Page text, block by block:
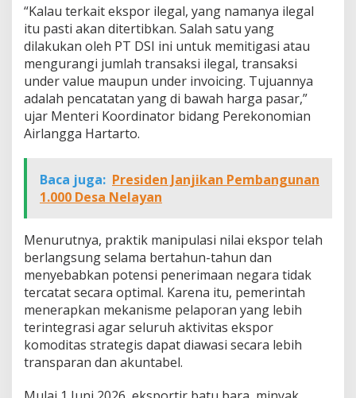
“Kalau terkait ekspor ilegal, yang namanya ilegal
itu pasti akan ditertibkan. Salah satu yang
dilakukan oleh PT DSI ini untuk memitigasi atau
mengurangi jumlah transaksi ilegal, transaksi
under value maupun under invoicing. Tujuannya
adalah pencatatan yang di bawah harga pasar,”
ujar Menteri Koordinator bidang Perekonomian
Airlangga Hartarto.
Baca juga: Presiden Janjikan Pembangunan
1.000 Desa Nelayan
Menurutnya, praktik manipulasi nilai ekspor telah
berlangsung selama bertahun-tahun dan
menyebabkan potensi penerimaan negara tidak
tercatat secara optimal. Karena itu, pemerintah
menerapkan mekanisme pelaporan yang lebih
terintegrasi agar seluruh aktivitas ekspor
komoditas strategis dapat diawasi secara lebih
transparan dan akuntabel.